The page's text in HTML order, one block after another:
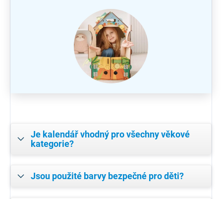
Je kalendář vhodný pro všechny věkové
kategorie?
Jsou použité barvy bezpečné pro děti?